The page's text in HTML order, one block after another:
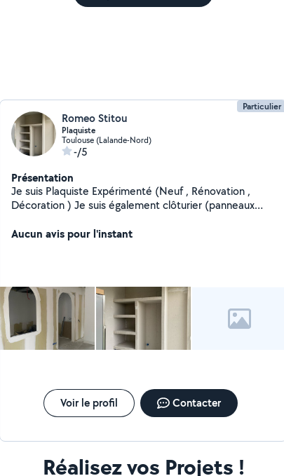
Particulier
Romeo Stitou
Plaquiste
Toulouse (Lalande-Nord)
-/5
Présentation
Je suis Plaquiste Expérimenté (Neuf , Rénovation ,
Décoration ) Je suis également clôturier (panneaux
Aucun avis pour l'instant
Voir le profil Contacter
Réalisez vos Projets !